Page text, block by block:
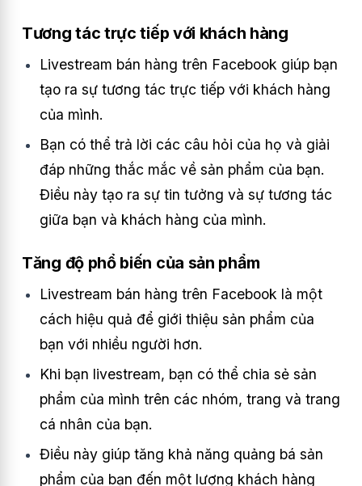
Tương tác trực tiếp với khách hàng
Livestream bán hàng trên Facebook giúp bạn
tạo ra sự tương tác trực tiếp với khách hàng
của mình.
Bạn có thể trả lời các câu hỏi của họ và giải
đáp những thắc mắc về sản phẩm của bạn.
Điều này tạo ra sự tin tưởng và sự tương tác
giữa bạn và khách hàng của mình.
Tăng độ phổ biến của sản phẩm
Livestream bán hàng trên Facebook là một
cách hiệu quả để giới thiệu sản phẩm của
bạn với nhiều người hơn.
Khi bạn livestream, bạn có thể chia sẻ sản
phẩm của mình trên các nhóm, trang và trang
cá nhân của bạn.
Điều này giúp tăng khả năng quảng bá sản
phẩm của bạn đến một lượng khách hàng